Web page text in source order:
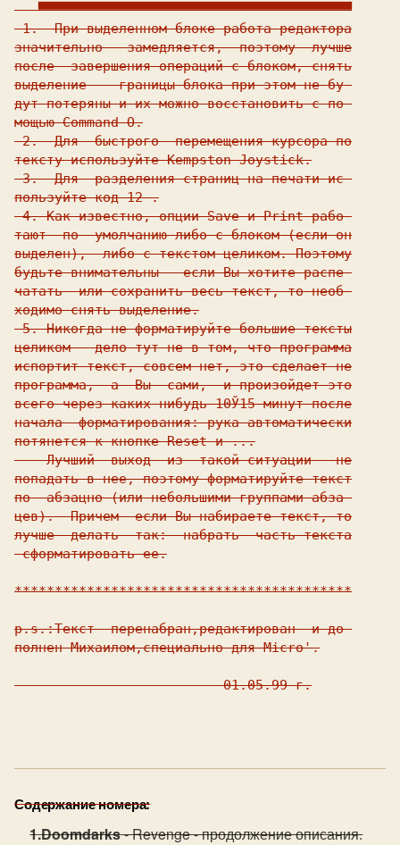
   ▀▀▀▀▀▀▀▀▀▀▀▀▀▀▀▀▀▀▀▀▀▀▀▀▀▀▀▀▀▀▀▀▀▀▀▀▀▀▀
1.  При выделенном блоке работа редактора
значительно   замедляется,  поэтому  лучше
после  завершения операций с блоком, снять
выделение  - границы блока при этом не бу-
дут потеряны и их можно восстановить с по-
мощью Command O.
2.  Для  быстрого  перемещения курсора по
тексту используйте Kempston Joystick.
3.  Для  разделения страниц на печати ис-
пользуйте код 12 .
4. Как известно, опции Save и Print рабо-
тают  по  умолчанию либо с блоком (если он
выделен),  либо с текстом целиком. Поэтому
будьте внимательны - если Вы хотите распе-
чатать  или сохранить весь текст, то необ-
ходимо снять выделение.
5. Никогда не форматируйте большие тексты
целиком - дело тут не в том, что программа
испортит текст, совсем нет, это сделает не
программа,  а  Вы  сами,  и произойдет это
всего через каких-нибудь 10Ў15 минут после
начала  форматирования: рука автоматически
потянется к кнопке Reset и ...
    Лучший  выход  из  такой ситуации - не
попадать в нее, поэтому форматируйте текст
по  абзацно (или небольшими группами абза-
цев).  Причем  если Вы набираете текст, то
лучше  делать  так:  набрать  часть текста
-сформатировать ее.
******************************************
p.s.:Текст  перенабран,редaктирован  и до-
полнен Михаилом,специально для Micro'.
                          01.05.99 г.
Содержание номера:
Doomdarks- Revenge - продолжение описания.